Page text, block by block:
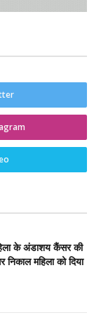
के अंडाशय कैंसर की
महिला को दिया